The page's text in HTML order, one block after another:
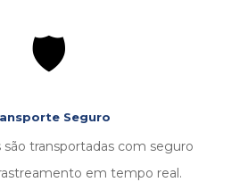
🛡️
Seguro
são transportadas com seguro
em tempo real.